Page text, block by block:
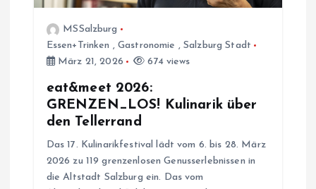
MSSalzburg
Essen+Trinken ,Gastronomie ,Salzburg Stadt
März 21, 2026
674 views
eat&meet 2026:
GRENZEN_LOS! Kulinarik über
den Tellerrand
Das 17. Kulinarikfestival lädt vom 6. bis 28. März
2026 zu 119 grenzenlosen Genusserlebnissen in
die Altstadt Salzburg ein. Das vom